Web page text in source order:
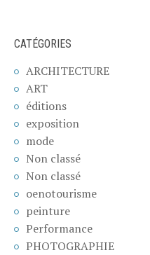
CATÉGORIES
ARCHITECTURE
ART
éditions
exposition
mode
Non classé
Non classé
oenotourisme
peinture
Performance
PHOTOGRAPHIE